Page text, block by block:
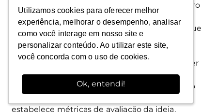
Utilizamos cookies para oferecer melhor
experiência, melhorar o desempenho, analisar
como você interage em nosso site e
personalizar conteúdo. Ao utilizar este site,
você concorda com o uso de cookies.
Ok, entendi!
Utilizamos cookies para oferecer melhor
experiência, melhorar o desempenho, analisar
como você interage em nosso site e
personalizar conteúdo. Ao utilizar este site,
você concorda com o uso de cookies.
Ok, entendi!
projetos dessas consultorias, para que no futuro
a operação consiga ser cada vez mais
abrangente e o máximo de conhecimento fique
dentro de casa.
. Muito importante estabelecer
uma cultura de testes, aqui na Terra Fértil a
gente aderiu em parte a cultura de Growth, do
estabelece métricas de avaliação da ideia,